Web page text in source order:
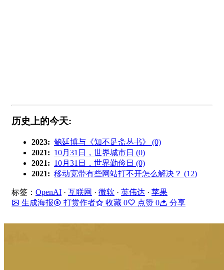
历史上的今天:
2023: 鲍廷博与《知不足斋丛书》 (0)
2021: 10月31日，世界城市日 (0)
2021: 10月31日，世界勤俭日 (0)
2021: 移动宽带有些网站打不开怎么解决？ (12)
标签： OpenAI · 互联网 · 微软 · 英伟达 · 苹果
生成海报
打赏作者 收藏 0 点赞 0 分享